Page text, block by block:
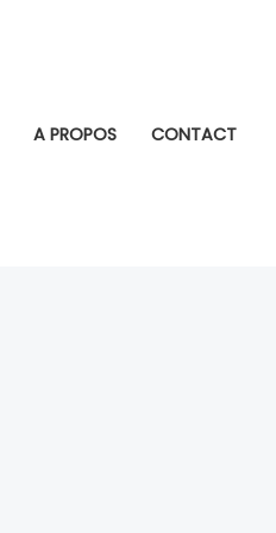
A PROPOS CONTACT